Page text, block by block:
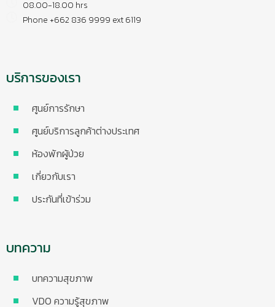
08.00-18.00 hrs
Phone +662 836 9999 ext 6119
บริการของเรา
ศูนย์การรักษา
ศูนย์บริการลูกค้าต่างประเทศ
ห้องพักผู้ป่วย
เกี่ยวกับเรา
ประกันที่เข้าร่วม
บทความ
บทความสุขภาพ
VDO ความรู้สุขภาพ